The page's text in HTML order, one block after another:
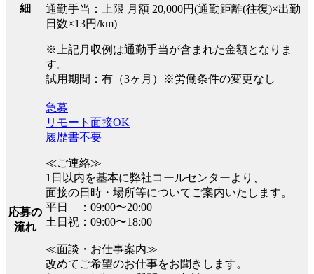
細
通勤手当：上限 月額 20,000円(通勤距離(往復)×出勤
日数×13円/km)
※上記月収例は通勤手当が含まれた金額となりま
す。
試用期間：有（3ヶ月）※労働条件の変更なし
応募の
流れ
急募
リモート面接OK
履歴書不要
≪ご連絡≫
1日以内を基本に弊社コールセンターより、
面接の日時・場所等についてご案内いたします。
平日 ：09:00〜20:00
土日祝：09:00〜18:00
≪面談・お仕事案内≫
改めてご希望のお仕事をお聞きします。